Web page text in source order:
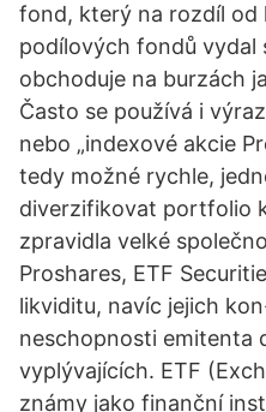
fond, který na rozdíl od
podílových fondů vydal
obchoduje na burzách
Často se používá i
nebo „indexové akcie
tedy možné rychle,
diverzifikovat portfolio
zpravidla velké
Proshares, ETF
likviditu, navíc jejich
neschopnosti emitenta
vyplývajících. ETF
známy jako finanční